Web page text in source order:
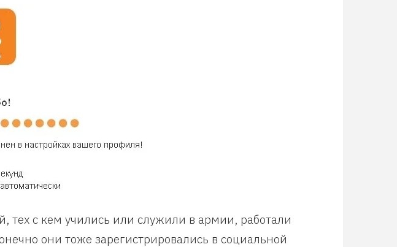
тех с кем учились или служили в армии, работали
они тоже зарегистрировались в социальной